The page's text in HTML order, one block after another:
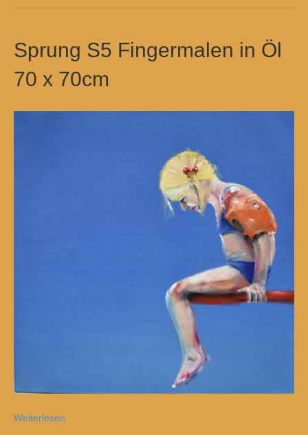
Sprung S5 Fingermalen in Öl
70 x 70cm
Weiterlesen